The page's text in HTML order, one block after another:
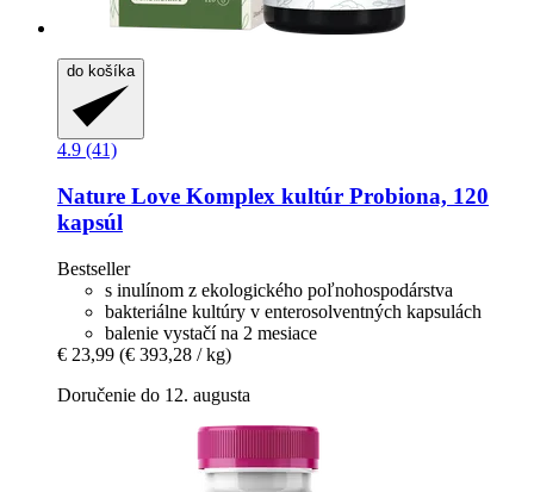
do košíka
4.9 (41)
Nature Love Komplex kultúr Probiona, 120
kapsúl
Bestseller
s inulínom z ekologického poľnohospodárstva
bakteriálne kultúry v enterosolventných kapsulách
balenie vystačí na 2 mesiace
€ 23,99 (€ 393,28 / kg)
Doručenie do 12. augusta